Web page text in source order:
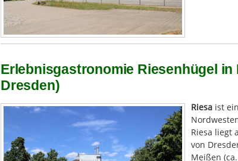
Erlebnisgastronomie Riesenhügel in
Dresden)
Riesa ist
Riesa liegt
von
Meißen